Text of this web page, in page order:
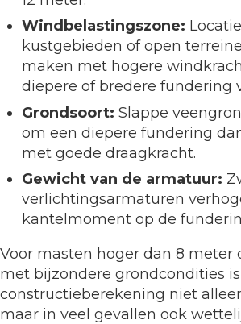
Windbelastingszone:
kustgebieden of open
maken met hogere
diepere of bredere fundering
Grondsoort: Slappe
om een diepere fundering
met goede draagkracht.
Gewicht van de armatuur:
verlichtingsarmaturen
kantelmoment op de
Voor masten hoger dan 8 meter
met bijzondere grondcondities
constructieberekening niet
maar in veel gevallen ook